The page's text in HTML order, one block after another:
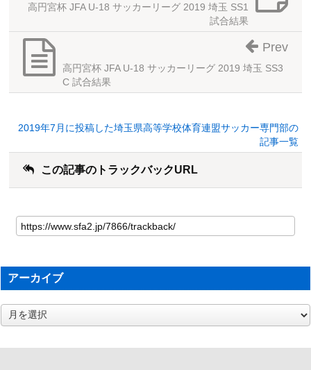
高円宮杯 JFA U-18 サッカーリーグ 2019 埼玉 SS1
試合結果
高円宮杯 JFA U-18 サッカーリーグ 2019 埼玉 SS3
C 試合結果
Prev
2019年7月に投稿した埼玉県高等学校体育連盟サッカー専門部の
記事一覧
この記事のトラックバックURL
アーカイブ
ア
ー